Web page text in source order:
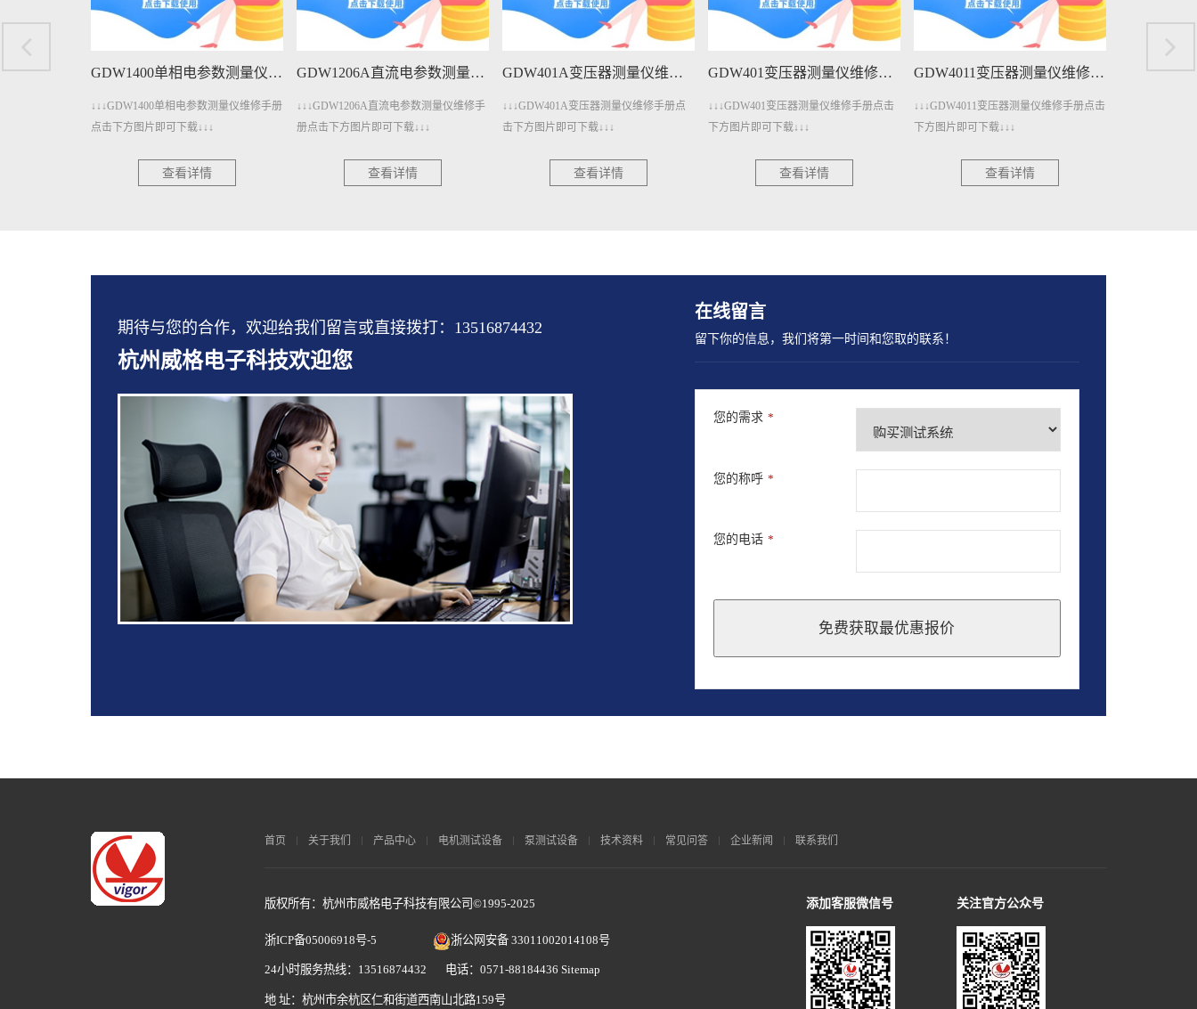
GDW1206A直流电参数测量仪维修手册下载
↓↓↓GDW1206A直流电参数测量仪维修手
册点击下方图片即可下载↓↓↓
查看详情
GDW401A变压器测量仪维修手册下载
↓↓↓GDW401A变压器测量仪维修手册点
击下方图片即可下载↓↓↓
查看详情
GDW401变压器测量仪维修手册下载
↓↓↓GDW401变压器测量仪维修手册点击
下方图片即可下载↓↓↓
查看详情
GDW4011变压器测量仪维修手册下载
↓↓↓GDW4011变压器测量仪维修手册点击
下方图片即可下载↓↓↓
查看详情
GDW3001A三相电参数测量仪维修手册下载
↓↓↓GDW3001A三相电参数测量仪维修手
册点击下方图片即可下载↓↓↓
查看详情
期待与您的合作，欢迎给我们留言或直接拨打：13516874432
杭州威格电子科技欢迎您
在线留言
留下你的信息，我们将第一时间和您取的联系！
您的需求 *
您的称呼 *
您的电话 *
免费获取最优惠报价
should
首页 关于我们 产品中心 电机测试设备 泵测试设备 技术资料 常见问答 企业新闻 联系我们
版权所有：杭州市威格电子科技有限公司©1995-2025 添加客服微信号 关注官方公众号
浙ICP备05006918号-5 浙公网安备 33011002014108号
24小时服务热线：13516874432 电话：0571-88184436 Sitemap
地 址：杭州市余杭区仁和街道西南山北路159号